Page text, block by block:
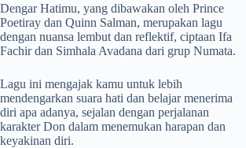
Dengar Hatimu, yang dibawakan oleh Prince
Poetiray dan Quinn Salman, merupakan lagu
dengan nuansa lembut dan reflektif, ciptaan Ifa
Fachir dan Simhala Avadana dari grup Numata.
Lagu ini mengajak kamu untuk lebih
mendengarkan suara hati dan belajar menerima
diri apa adanya, sejalan dengan perjalanan
karakter Don dalam menemukan harapan dan
keyakinan diri.